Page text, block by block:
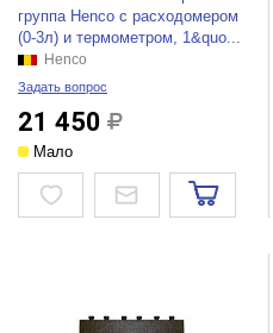
группа Henco с расходомером
(0-3л) и термометром, 1&quo...
Henco
Задать вопрос
21 450
Мало